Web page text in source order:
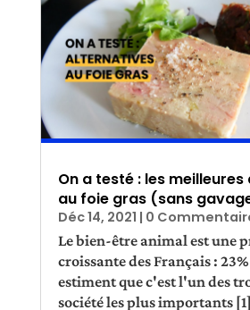
On a testé : les
au foie gras (sans
Déc 14, 2021 | 0
Le bien-être animal est une
croissante des Français :
estiment que c'est l'un des
société les plus importants